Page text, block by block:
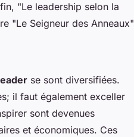
"Le leadership selon la
"Le Seigneur des Anneaux"
se sont diversifiées.
il faut également exceller
sont devenues
et économiques. Ces